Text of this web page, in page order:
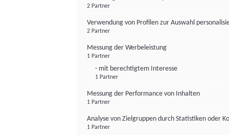
2 Partner
Verwendung von Profilen zur Auswahl
2 Partner
Messung der Werbeleistung
1 Partner
- mit berechtigtem Interesse
1 Partner
Messung der Performance von Inhalten
1 Partner
Analyse von Zielgruppen durch Statistiken oder
1 Partner